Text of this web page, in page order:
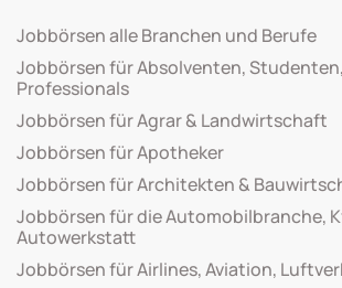
Jobbörsen alle Branchen und Berufe
Jobbörsen für Absolventen,
Professionals
Jobbörsen für Agrar & Landwirtschaft
Jobbörsen für Apotheker
Jobbörsen für Architekten &
Jobbörsen für die Automobilbranche,
Autowerkstatt
Jobbörsen für Airlines, Aviation,